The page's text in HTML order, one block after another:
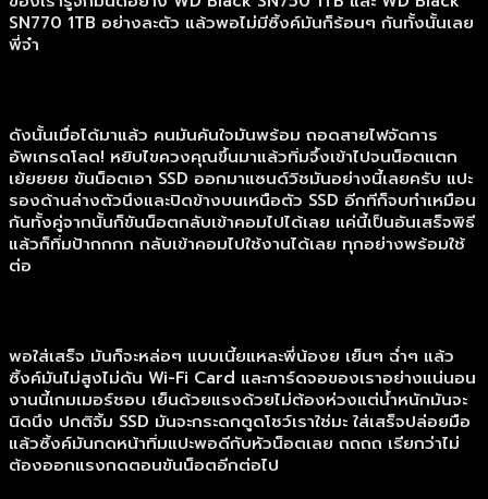
SN770 1TB อย่างละตัว แล้วพอไม่มีซิ้งค์มันก็ร้อนๆ กันทั้งนั้นเลย
พี่จ๋า
ดังนั้นเมื่อได้มาแล้ว คนมันคันใจมันพร้อม ถอดสายไฟจัดการ
อัพเกรดโลด! หยิบไขควงคุณขึ้นมาแล้วทิ่มจึ้งเข้าไปจนน็อตแตก
เย้ยยยย ขันน็อตเอา SSD ออกมาแซนด์วิชมันอย่างนี้เลยครับ แปะ
รองด้านล่างตัวนึงและปิดข้างบนเหนือตัว SSD อีกทีก็จบทำเหมือน
กันทั้งคู่จากนั้นก็ขันน็อตกลับเข้าคอมไปได้เลย แค่นี้เป็นอันเสร็จพิธี
แล้วก็ทิ่มป้ากกกก กลับเข้าคอมไปใช้งานได้เลย ทุกอย่างพร้อมใช้
ต่อ
พอใส่เสร็จ มันก็จะหล่อๆ แบบเนี้ยแหละพี่น้องย เย็นๆ ฉ่ำๆ แล้ว
ซิ้งค์มันไม่สูงไม่ดัน Wi-Fi Card และการ์ดจอของเราอย่างแน่นอน
งานนี้เกมเมอร์ชอบ เย็นด้วยแรงด้วยไม่ต้องห่วงแต่น้ำหนักมันจะ
นิดนึง ปกติจิ้ม SSD มันจะกระดกตูดโชว์เราใช่มะ ใส่เสร็จปล่อยมือ
แล้วซิ้งค์มันกดหน้าทิ่มแปะพอดีกับหัวน็อตเลย ถถถถ เรียกว่าไม่
ต้องออกแรงกดตอนขันน็อตอีกต่อไป